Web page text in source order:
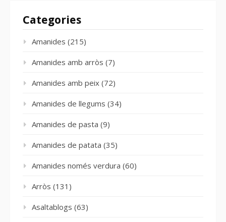
Categories
Amanides (215)
Amanides amb arròs (7)
Amanides amb peix (72)
Amanides de llegums (34)
Amanides de pasta (9)
Amanides de patata (35)
Amanides només verdura (60)
Arròs (131)
Asaltablogs (63)